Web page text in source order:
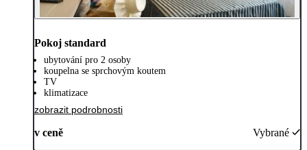
Pokoj standard
ubytování pro 2 osoby
koupelna se sprchovým koutem
TV
klimatizace
zobrazit podrobnosti
v ceně Vybrané